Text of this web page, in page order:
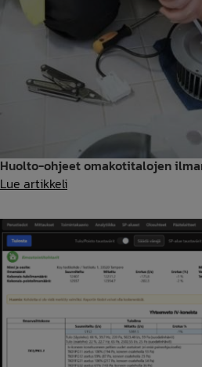
Huolto-ohjeet omakotitalojen
Lue artikkeliHuolto-
omakotitalojen
ilmanvaihtokoneille